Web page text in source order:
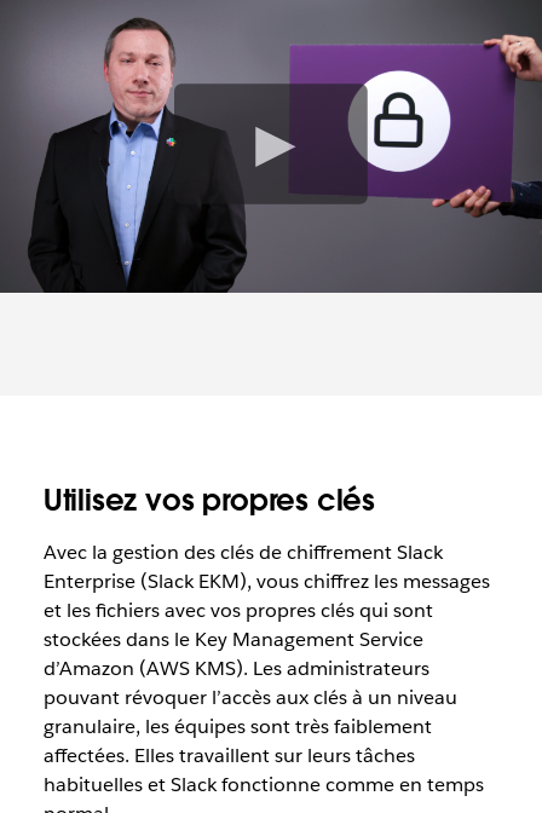
a
v
d
Utilisez vos propres clés
Avec la gestion des clés de chiffrement Slack
Enterprise (Slack EKM), vous chiffrez les messages
et les fichiers avec vos propres clés qui sont
stockées dans le Key Management Service
d’Amazon (AWS KMS). Les administrateurs
pouvant révoquer l’accès aux clés à un niveau
granulaire, les équipes sont très faiblement
affectées. Elles travaillent sur leurs tâches
habituelles et Slack fonctionne comme en temps